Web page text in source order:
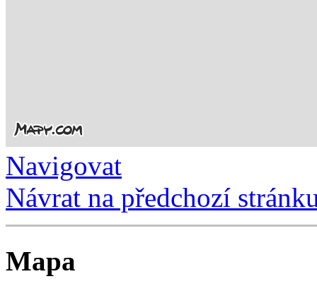
Navigovat
Návrat na předchozí
Mapa